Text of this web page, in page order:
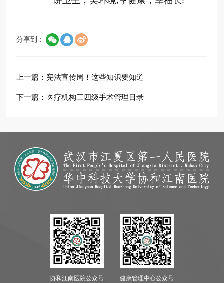
分享到：
上一篇： 宪法宣传周！这些知识要知道
下一篇： 医疗机构三四级手术管理目录
协和江南医院公众号 健康管理中心公众号